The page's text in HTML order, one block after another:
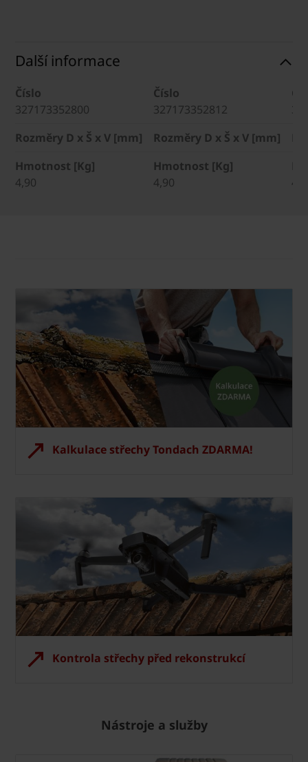
Další informace
Číslo
327173352800
Číslo
327173352812
Rozměry D x Š x V [mm]
Rozměry D x Š x V [mm]
Hmotnost [Kg]
4,90
Hmotnost [Kg]
4,90
Kalkulace střechy Tondach ZDARMA!
Kontrola střechy před rekonstrukcí
Nástroje a služby